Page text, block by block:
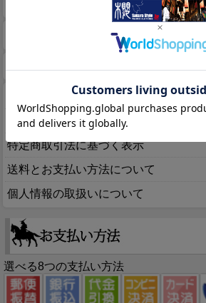
このページをPC用に切り替え
メルマガ申込/停止
特定商取引法に基づく表示
送料とお支払い方法について
個人情報の取扱いについて
選べる8つの支払い方法